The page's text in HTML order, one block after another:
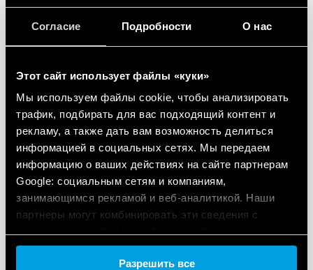
Согласие Подробности О нас
Этот сайт использует файлы «куки»
Мы используем файлы cookie, чтобы анализировать
трафик, подбирать для вас подходящий контент и
рекламу, а также дать вам возможность делиться
информацией в социальных сетях. Мы передаем
информацию о ваших действиях на сайте партнерам
Google: социальным сетям и компаниям,
занимающимся рекламой и веб-аналитикой. Наши
партнеры могут комбинировать эти сведения с
данными, которые они получили при использовании
Разрешить все
Выход 1CO 16A
ЖК-дисплей для индикации состояния,
настройки и программирования
ПОДРОБНОСТИ
ТИП 12.А1 СУТОЧНЫЕ АСТРОНОМИЧЕСКИЕ
РЕЛЕ ВРЕМЕНИ